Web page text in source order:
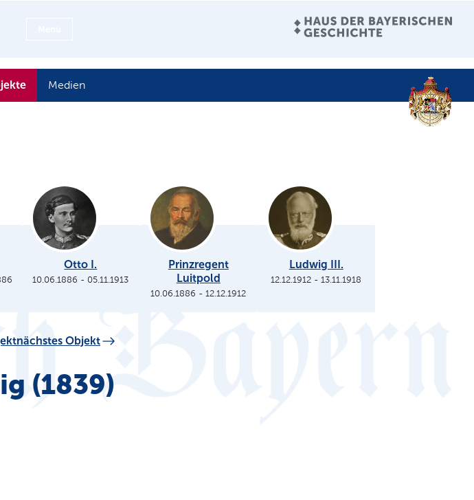
Medien
Otto I.
10.06.1886 - 05.11.1913
Prinzregent
Luitpold
10.06.1886 -12.12.1912
Ludwig III.
12.12.1912 -13.11.1918
nächstes Objekt
(1839)